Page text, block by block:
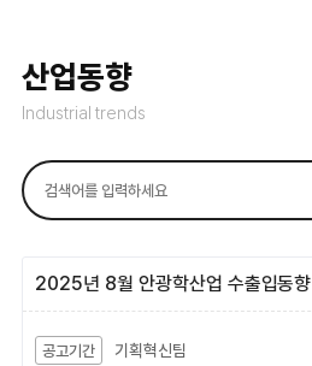
산업동향
Industrial trends
2025년 8월 안광학산업 수출입동향
기획혁신팀